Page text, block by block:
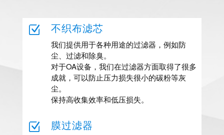
Z 不织布滤芯
我们提供用于各种用途的过滤器，例如防
尘、过滤和除臭。
对于OA设备，我们在过滤器方面取得了很多
成就，可以防止压力损失很小的碳粉等灰
尘。
保持高收集效率和低压损失。
Z 膜过滤器